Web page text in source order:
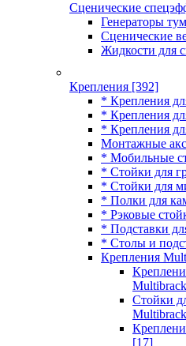
Сценические
Генераторы
Сценические
Жидкости для
Крепления [392]
* Крепления
* Крепления
* Крепления
Монтажные
* Мобильные
* Стойки для
* Стойки для
* Полки для
* Рэковые
* Подставки
* Столы и
Крепления
Стойки
[17]